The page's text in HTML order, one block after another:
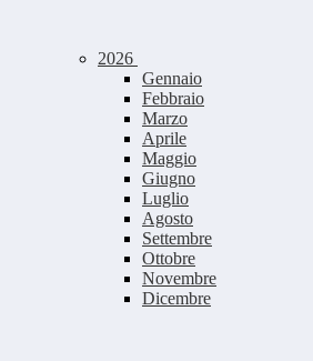
2026
Gennaio
Febbraio
Marzo
Aprile
Maggio
Giugno
Luglio
Agosto
Settembre
Ottobre
Novembre
Dicembre